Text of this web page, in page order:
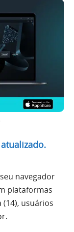
navegador
plataformas
(14), usuários